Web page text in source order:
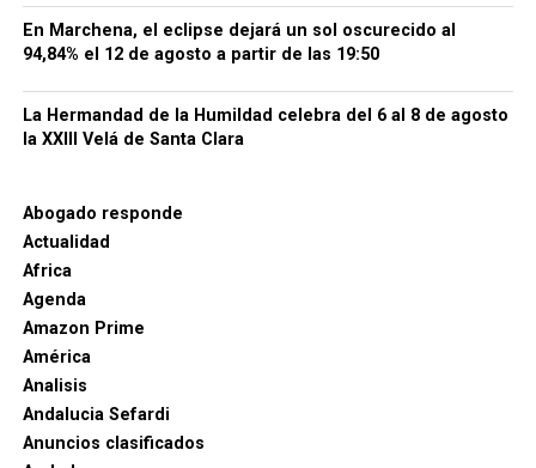
Setenil de las Bodegas.
Alhama: la hazaña que encendió
la Guerra de Granada
Ponce de León en una figura de alcance peninsular.
La operación fue preparada con enorme secreto. Una
fuerza integrada por hombres del marqués, del
asistente de Sevilla Diego de Merlo y de otros
capitanes alcanzó de noche la fortaleza. Un grupo de
escaladores penetró en el recinto y abrió el camino
al resto de las tropas.
En Marchena, el eclipse dejará un sol oscurecido al
94,84% el 12 de agosto a partir de las 19:50
La Hermandad de la Humildad celebra del 6 al 8 de agosto
la XXIII Velá de Santa Clara
Abogado responde
Actualidad
Africa
Agenda
Amazon Prime
América
Analisis
Andalucia Sefardi
Anuncios clasificados